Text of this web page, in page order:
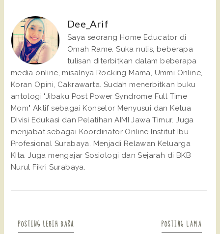
Dee_Arif
Saya seorang Home Educator di
Omah Rame. Suka nulis, beberapa
tulisan diterbitkan dalam beberapa
media online, misalnya Rocking Mama, Ummi Online,
Koran Opini, Cakrawarta. Sudah menerbitkan buku
antologi "Jibaku Post Power Syndrome Full Time
Mom" Aktif sebagai Konselor Menyusui dan Ketua
Divisi Edukasi dan Pelatihan AIMI Jawa Timur. Juga
menjabat sebagai Koordinator Online Institut Ibu
Profesional Surabaya. Menjadi Relawan Keluarga
KIta. Juga mengajar Sosiologi dan Sejarah di BKB
Nurul Fikri Surabaya.
POSTING LEBIH BARU POSTING LAMA